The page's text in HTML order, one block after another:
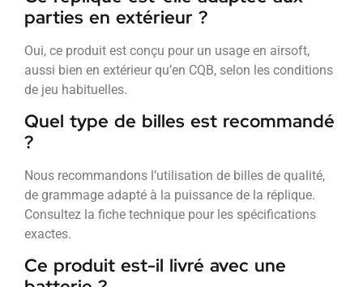
parties en extérieur ?
Oui, ce produit est conçu pour un usage en airsoft,
aussi bien en extérieur qu’en CQB, selon les conditions
de jeu habituelles.
Quel type de billes est recommandé
?
Nous recommandons l’utilisation de billes de qualité,
de grammage adapté à la puissance de la réplique.
Consultez la fiche technique pour les spécifications
exactes.
Ce produit est-il livré avec une